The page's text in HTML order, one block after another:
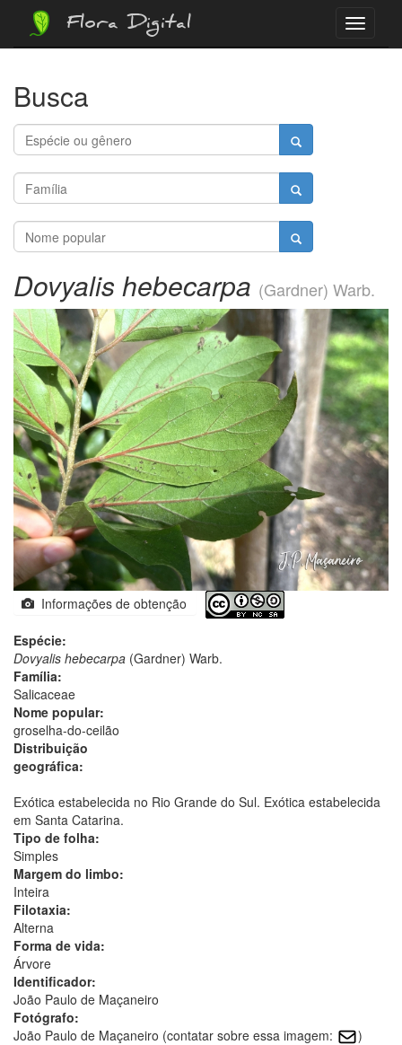
Menu
Flora Digital
Busca
Dovyalis hebecarpa (Gardner) Warb.
Informações de obtenção
Espécie:
Dovyalis hebecarpa (Gardner) Warb.
Família:
Salicaceae
Nome popular:
groselha-do-ceilão
Distribuição
geográfica:
Exótica estabelecida no Rio Grande do Sul. Exótica estabelecida
em Santa Catarina.
Tipo de folha:
Simples
Margem do limbo:
Inteira
Filotaxia:
Alterna
Forma de vida:
Árvore
Identificador:
João Paulo de Maçaneiro
Fotógrafo:
João Paulo de Maçaneiro (contatar sobre essa imagem:
)